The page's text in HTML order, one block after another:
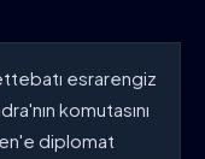
esrarengiz
komutasını
diplomat